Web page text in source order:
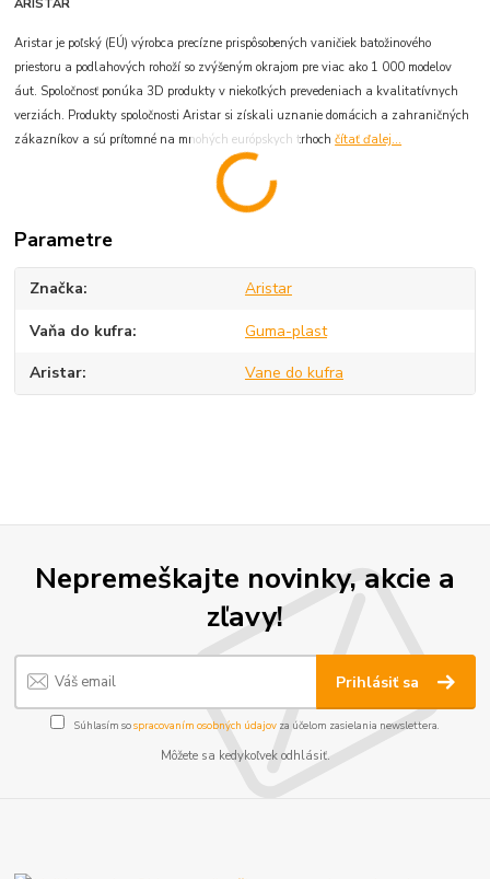
ARISTAR
Aristar je poľský (EÚ) výrobca precízne prispôsobených vaničiek batožinového
priestoru a podlahových rohoží so zvýšeným okrajom pre viac ako 1 000 modelov
áut. Spoločnosť ponúka 3D produkty v niekoľkých prevedeniach a kvalitatívnych
verziách. Produkty spoločnosti Aristar si získali uznanie domácich a zahraničných
zákazníkov a sú prítomné na mnohých európskych trhochčítať ďalej...
Parametre
Značka Aristar
Vaňa do kufra Guma-plast
Aristar Vane do kufra
Nepremeškajte novinky, akcie a
zľavy!
Prihlásiť sa
Súhlasím sospracovaním osobných údajov za účelom zasielania newslettera.
Môžete sa kedykoľvek odhlásiť.